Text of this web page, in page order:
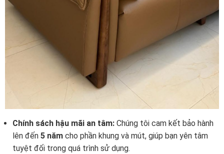
Chính sách hậu mãi an tâm: Chúng tôi cam kết bảo hành
lên đến 5 năm cho phần khung và mút, giúp bạn yên tâm
tuyệt đối trong quá trình sử dụng.